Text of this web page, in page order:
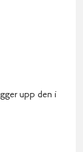
upp den i